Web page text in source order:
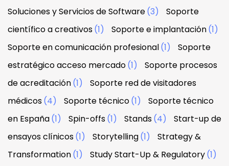
Soluciones y Servicios de Software(3)
Soporte
científico a creativos(1) Soporte e implantación(1)
Soporte en comunicación profesional(1)
Soporte
estratégico acceso mercado(1)
Soporte procesos
de acreditación(1)
Soporte red de visitadores
médicos(4) Soporte técnico(1)
Soporte técnico
en España(1) Spin-offs(1) Stands(4)
Start-up de
ensayos clínicos(1) Storytelling(1)
Strategy &
Transformation(1) Study Start-Up & Regulatory(1)